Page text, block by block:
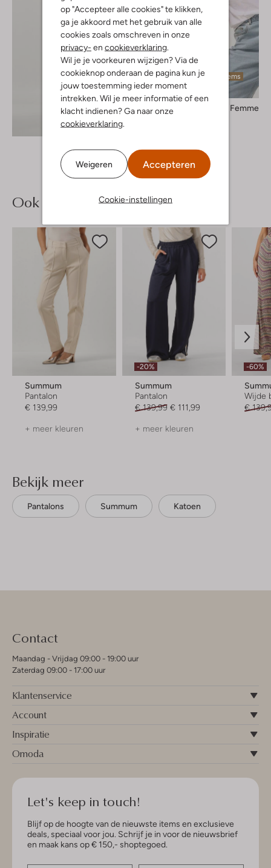
op "Accepteer alle cookies" te klikken,
ga je akkoord met het gebruik van alle
cookies zoals omschreven in onze
privacy- en cookieverklaring.
Wil je je voorkeuren wijzigen? Via de
cookieknop onderaan de pagina kun je
jouw toestemming ieder moment
intrekken. Wil je meer informatie of een
klacht indienen? Ga naar onze
cookieverklaring.
Weigeren Accepteren
Cookie-instellingen
Ontdek de look
Laatste items
Selected Femme
Ook iets voor jou?
Summum
Pantalon
€ 139,99
+ meer kleuren
-20%
Summum
Pantalon
€ 139,99 € 111,99
+ meer kleuren
-60%
Wijde
€
Bekijk meer
Pantalons Summum Katoen
Contact
Maandag - Vrijdag 09:00 - 19:00 uur
Zaterdag 09:00 - 17:00 uur
Klantenservice
Account
Inspiratie
Omoda
Let's keep in touch!
Blijf op de hoogte van de nieuwste items en exclusieve
deals, speciaal voor jou. Schrijf je in voor de nieuwsbrief
en maak kans op € 150,- shoptegoed.